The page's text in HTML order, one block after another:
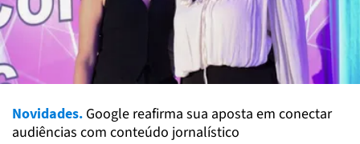
Novidades. Google reafirma sua aposta em conectar
audiências com conteúdo jornalístico